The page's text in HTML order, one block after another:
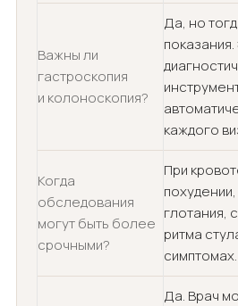
Важны ли
гастроскопия
и колоноскопия?
Да, но
каждого
Когда
обследования
могут быть более
срочными?
При
глотания,
ритма
симптомах.
Да. Врач